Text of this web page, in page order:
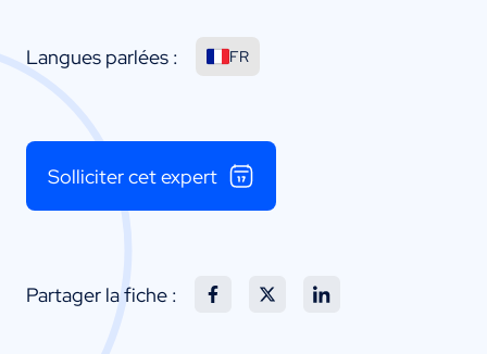
Langues parlées : FR
Solliciter cet expert
Partager la fiche :